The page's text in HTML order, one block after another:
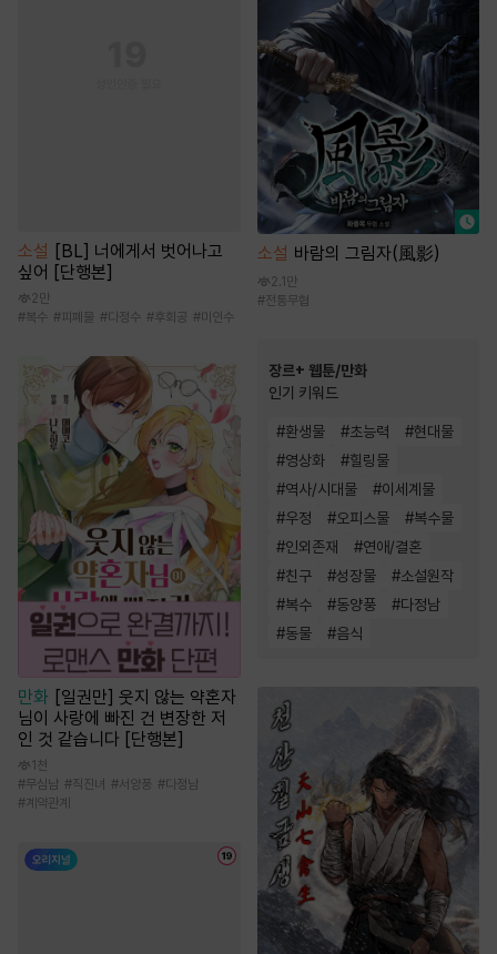
소설 [BL] 너에게서 벗어나고
싶어 [단행본]
2만
#복수 #피폐물 #다정수 #후회공 #미인수
만화 [일권만] 웃지 않는 약혼자
님이 사랑에 빠진 건 변장한 저
인 것 같습니다 [단행본]
1천
#무심남 #직진녀 #서양풍 #다정남
# 계약관계
소설 바람의 그림자(風影)
2.1만
#전통무협
장르+ 웹툰/만화
인기 키워드
#환생물 #초능력 #현대물
#영상화 #힐링물
#역사/시대물 #이세계물
#우정 #오피스물 #복수물
#인외존재 #연애/결혼
#친구 #성장물 #소설원작
#복수 #동양풍 #다정남
#동물 #음식